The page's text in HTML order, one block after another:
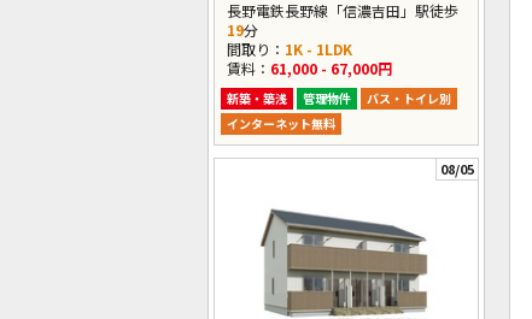
長野電鉄長野線「信濃吉田」駅徒歩
19分
間取り： 1K - 1LDK
賃料： 61,000 - 67,000円
新築・築浅 管理物件
バス・トイレ別
インターネット無料
08/05